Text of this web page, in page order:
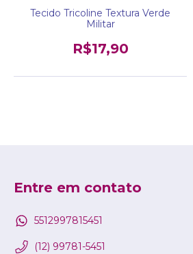
Tecido Tricoline Textura Verde
Militar
R$17,90
Entre em contato
5512997815451
(12) 99781-5451